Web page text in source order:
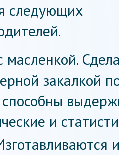
следующих
масленкой.
закалкой
и